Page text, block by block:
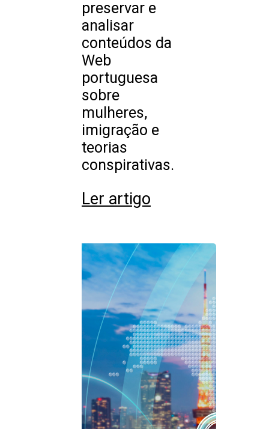
preservar e
analisar
conteúdos da
Web
portuguesa
sobre
mulheres,
imigração e
teorias
conspirativas.
Ler artigo